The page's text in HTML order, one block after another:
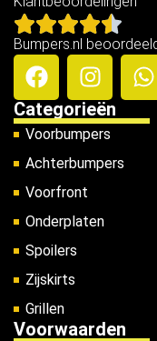
Bumpers.nl
Categorieën
Voorbumpers
Achterbumpers
Voorfront
Onderplaten
Spoilers
Zijskirts
Grillen
Voorwaarden